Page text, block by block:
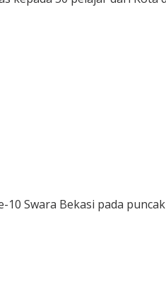
Swara Bekasi pada